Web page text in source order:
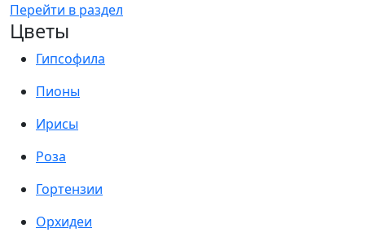
Перейти в раздел
Цветы
Гипсофила
Пионы
Ирисы
Роза
Гортензии
Орхидеи